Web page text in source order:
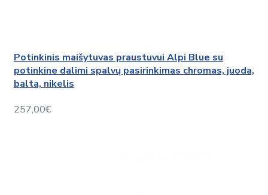
Potinkinis maišytuvas praustuvui Alpi Blue su
potinkine dalimi spalvų pasirinkimas chromas, juoda,
balta, nikelis
257,00€